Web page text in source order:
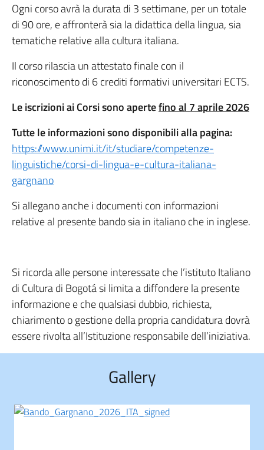
Ogni corso avrà la durata di 3 settimane, per un totale
di 90 ore, e affronterà sia la didattica della lingua, sia
tematiche relative alla cultura italiana.
Il corso rilascia un attestato finale con il
riconoscimento di 6 crediti formativi universitari ECTS.
Le iscrizioni ai Corsi sono apertefino al 7 aprile 2026
Tutte le informazioni sono disponibili alla pagina:
https://www.unimi.it/it/studiare/competenze-
linguistiche/corsi-di-lingua-e-cultura-italiana-
gargnano
Si allegano anche i documenti con informazioni
relative al presente bando sia in italiano che in inglese.
Si ricorda alle persone interessate che l’istituto Italiano
di Cultura di Bogotá si limita a diffondere la presente
informazione e che qualsiasi dubbio, richiesta,
chiarimento o gestione della propria candidatura dovrà
essere rivolta all’Istituzione responsabile dell’iniziativa.
Gallery